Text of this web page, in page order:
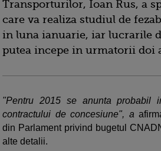
Transporturilor, Ioan Rus, a
care va realiza studiul de
in luna ianuarie, iar lucrarile
putea incepe in urmatorii doi
"Pentru 2015 se anunta probabil
contractului de concesiune", a
din Parlament privind bugetul
alte detalii.